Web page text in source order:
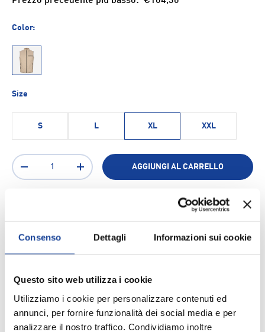
Consenso Dettagli Informazioni sui cookie
Questo sito web utilizza i cookie
Utilizziamo i cookie per personalizzare contenuti ed
annunci, per fornire funzionalità dei social media e per
analizzare il nostro traffico. Condividiamo inoltre
Color:
S076
Size
S L XL XXL
Q.tà
+ AGGIUNGI AL CARRELLO
Aggiungi ai Preferiti
Spedizione e consegna
DESCRIZIONE